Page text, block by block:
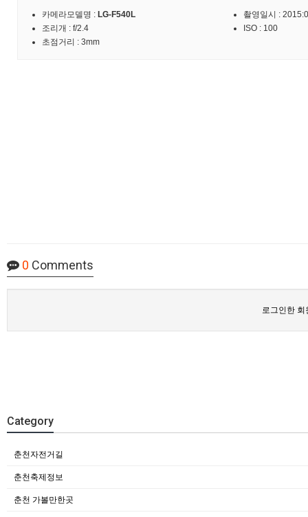
카메라모델명 : LG-F540L
촬영일시 :
조리개 : f/2.4
ISO : 100
초점거리 : 3mm
0 Comments
로그인한 회
Category
춘천자전거길
춘천축제정보
춘천 가볼만한곳